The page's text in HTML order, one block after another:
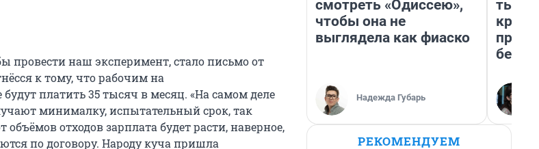
провести наш эксперимент, стало письмо от
к тому, что рабочим на
платить 35 тысяч в месяц. «На самом деле
минималку, испытательный срок, так
объёмов отходов зарплата будет расти, наверное,
по договору. Народу куча пришла
смотреть «Одиссею»,
чтобы она не
выглядела как фиаско
Надежда Губарь
РЕКОМЕНДУЕМ